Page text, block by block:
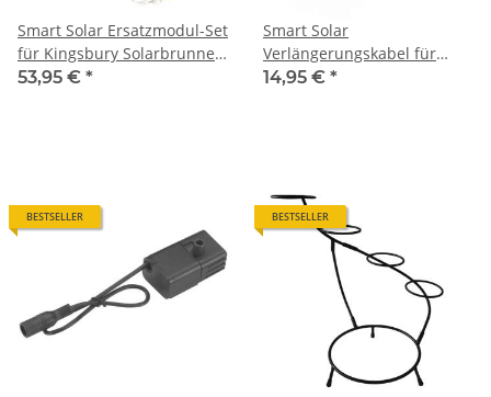
Smart Solar Ersatzmodul-Set
für Kingsbury Solarbrunnen
2150PKD-G
53,95 € *
Smart Solar
Verlängerungskabel für
Solarpumpen
14,95 € *
BESTSELLER BESTSELLER